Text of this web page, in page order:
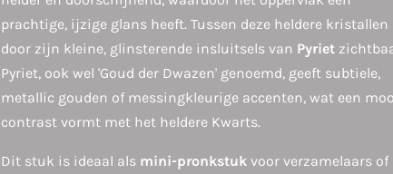
prachtige, ijzige glans heeft. Tussen deze heldere kristallen
door zijn kleine, glinsterende insluitsels van Pyriet
Pyriet, ook wel 'Goud der Dwazen' genoemd, geeft subtiele,
metallic gouden of messingkleurige accenten, wat een
contrast vormt met het heldere Kwarts.
Dit stuk is ideaal als mini-pronkstuk voor verzamelaars of